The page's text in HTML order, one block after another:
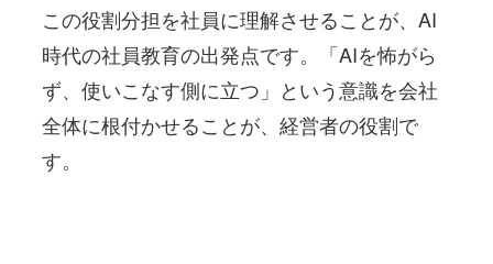
この役割分担を社員に理解させることが、AI
時代の社員教育の出発点です。「AIを怖がら
ず、使いこなす側に立つ」という意識を会社
全体に根付かせることが、経営者の役割で
す。